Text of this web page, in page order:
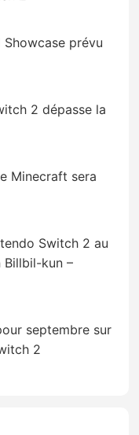
prévu
2 dépasse la
Minecraft sera
Switch 2 au
Billbil-kun –
septembre sur
2